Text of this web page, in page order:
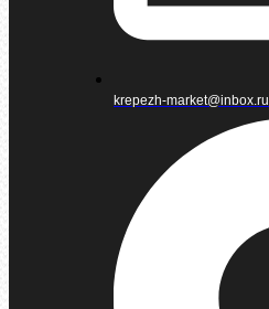
krepezh-market@inbox.ru